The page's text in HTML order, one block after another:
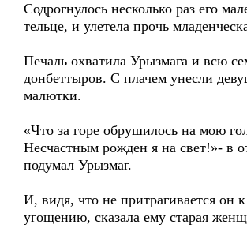
Содрогнулось несколько раз его
тельце, и улетела прочь
Печаль охватила Урызмага и всю
донбеттыров. С плачем унесли
малютки.
«Что за горе обрушилось на мою
Несчастным рожден я на свет!»- в
подумал Урызмаг.
И, видя, что не притрагивается он к
угощению, сказала ему старая